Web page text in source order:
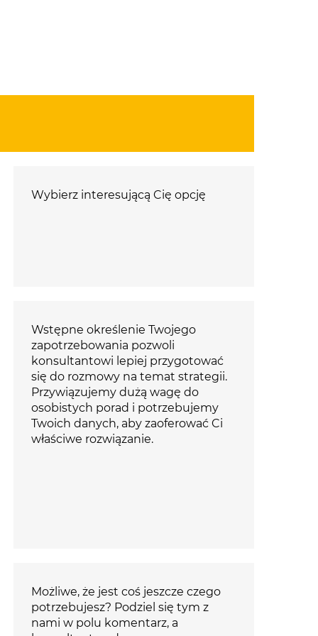
Wybierz interesującą Cię opcję
Wstępne określenie Twojego
zapotrzebowania pozwoli
konsultantowi lepiej przygotować
się do rozmowy na temat strategii.
Przywiązujemy dużą wagę do
osobistych porad i potrzebujemy
Twoich danych, aby zaoferować Ci
właściwe rozwiązanie.
Możliwe, że jest coś jeszcze czego
potrzebujesz? Podziel się tym z
nami w polu komentarz, a